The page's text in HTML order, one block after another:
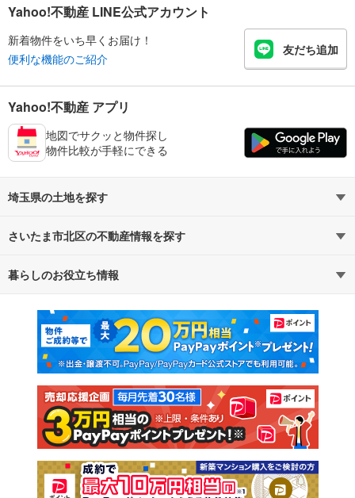
Yahoo!不動産 LINE公式アカウント
新着物件をいち早くお届け！
便利な機能のご紹介
友だち追加
Yahoo!不動産 アプリ
地図でサクッと物件探し
物件比較が手軽にできる
埼玉県の土地を探す
路線・駅から探す
通勤・通学時間から探す
さいたま市北区の不動産情報を探す
不動産・住宅
新築マンション 中古マンション
新築一戸建て 中古一戸建て
注文住宅 土地
売却査定
暮らしのお役立ち情報
マンションカタログ 教えて！住まいの先生